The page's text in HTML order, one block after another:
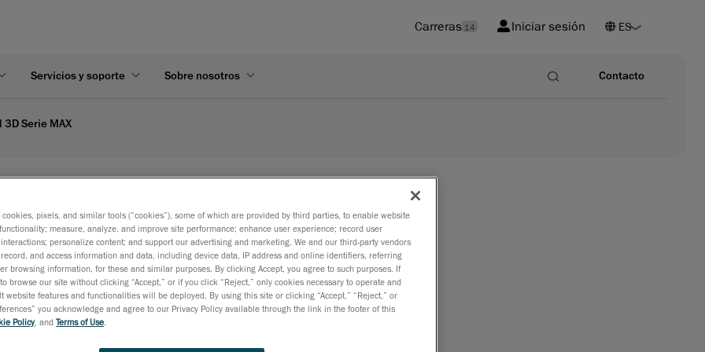
Carreras 14 Iniciar sesión
Servicios y soporte Sobre nosotros Contacto
3D Serie MAX
tamaño de pieza o acabado de superficie, en
la capacidad inalámbrica de la serie MAX.
cookies, pixels, and similar tools (“cookies”), some of which are provided by third parties, to enable website
measure, analyze, and improve site performance; enhance user experience; record user
personalize content; and support our advertising and marketing. We and our third-party vendors
and access information and data, including device data, IP address and online identifiers, referring
browsing information, for these and similar purposes. By clicking Accept, you agree to such purposes. If
browse our site without clicking “Accept,” or if you click “Reject,” only cookies necessary to operate and
website features and functionalities will be deployed. By using this site or clicking “Accept,” “Reject,” or
you acknowledge and agree to our Privacy Policy available through the link in the footer of this
Policy, and Terms of Use